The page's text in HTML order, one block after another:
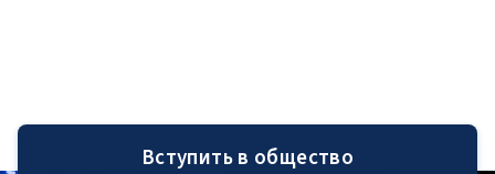
Вступить в общество